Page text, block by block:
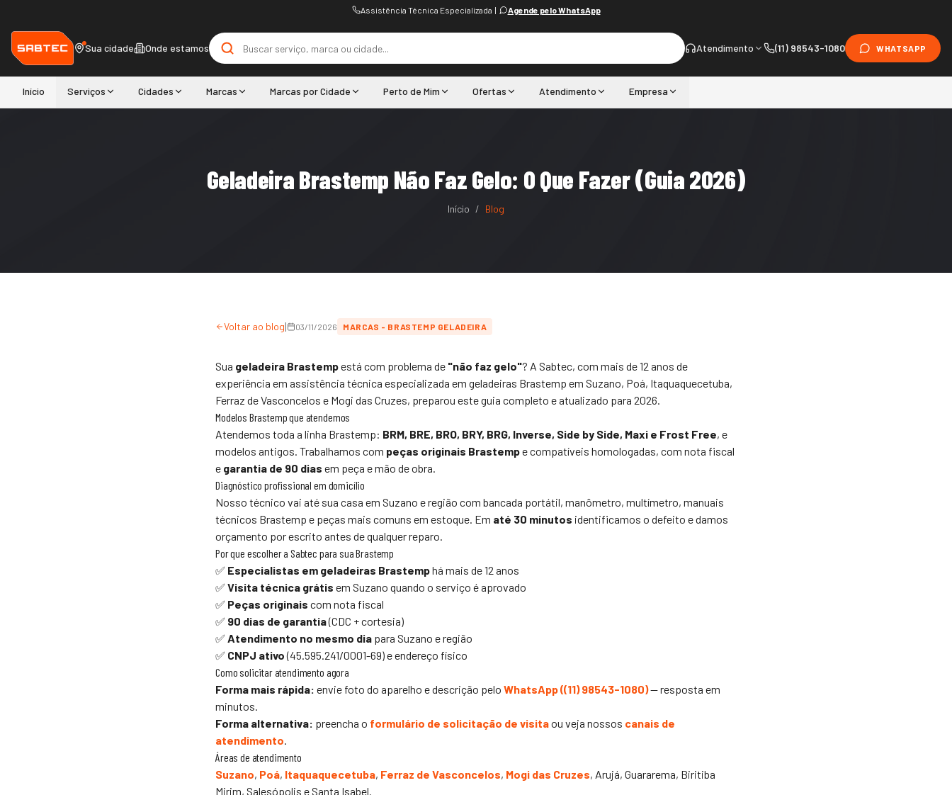
Assistência Técnica Especializada | Agende pelo WhatsApp
Sua cidade Onde estamos Atendimento (11) 98543-1080 WHATSAPP
Início Serviços Cidades Marcas Marcas por Cidade Perto de Mim Ofertas Atendimento Empresa
Geladeira Brastemp Não Faz Gelo: O Que Fazer (Guia 2026)
Início / Blog
Voltar ao blog| 03/11/2026 MARCAS - BRASTEMP GELADEIRA
Sua geladeira Brastempestá com problema de "não faz gelo"? A Sabtec, com mais de 12 anos de
experiência em assistência técnica especializada em geladeiras Brastemp em Suzano, Poá, Itaquaquecetuba,
Ferraz de Vasconcelos e Mogi das Cruzes, preparou este guia completo e atualizado para 2026.
Modelos Brastemp que atendemos
Atendemos toda a linha Brastemp: BRM, BRE, BRO, BRY, BRG, Inverse, Side by Side, Maxi e Frost Free, e
modelos antigos. Trabalhamos com peças originais Brastempe compatíveis homologadas, com nota fiscal
e garantia de 90 dias em peça e mão de obra.
Diagnóstico profissional em domicílio
Nosso técnico vai até sua casa em Suzano e região com bancada portátil, manômetro, multímetro, manuais
técnicos Brastemp e peças mais comuns em estoque. Em até 30 minutos identificamos o defeito e damos
orçamento por escrito antes de qualquer reparo.
Por que escolher a Sabtec para sua Brastemp
✅ Especialistas em geladeiras Brastemphá mais de 12 anos
✅ Visita técnica grátis em Suzano quando o serviço é aprovado
✅ Peças originais com nota fiscal
✅ 90 dias de garantia(CDC + cortesia)
✅ Atendimento no mesmo dia para Suzano e região
✅ CNPJ ativo(45.595.241/0001-69) e endereço físico
Como solicitar atendimento agora
Forma mais rápida: envie foto do aparelho e descrição pelo WhatsApp ((11) 98543-1080)— resposta em
minutos.
Forma alternativa: preencha o formulário de solicitação de visitaou veja nossos canais de
atendimento.
Áreas de atendimento
Suzano, Poá, Itaquaquecetuba, Ferraz de Vasconcelos, Mogi das Cruzes, Arujá, Guararema, Biritiba
Mirim, Salesópolis e Santa Isabel.